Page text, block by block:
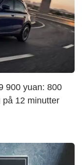
900 yuan: 800
på 12 minutter